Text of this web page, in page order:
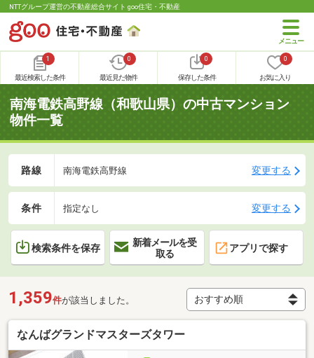
NTTグループ運営の不動産総合サイト goo住宅・不動産
1
最近検索した条件
0
最近見た物件
0
保存した条件
0
お気に入り
南海電鉄高野線（和歌山県）の中古マンション
物件一覧
路線 南海電鉄高野線 変更する
条件 指定なし 変更する
検索条件を保存
新着メールを受
取る
アプリで探す
1,359件が該当しました。
なんばグランドマスターズタワー